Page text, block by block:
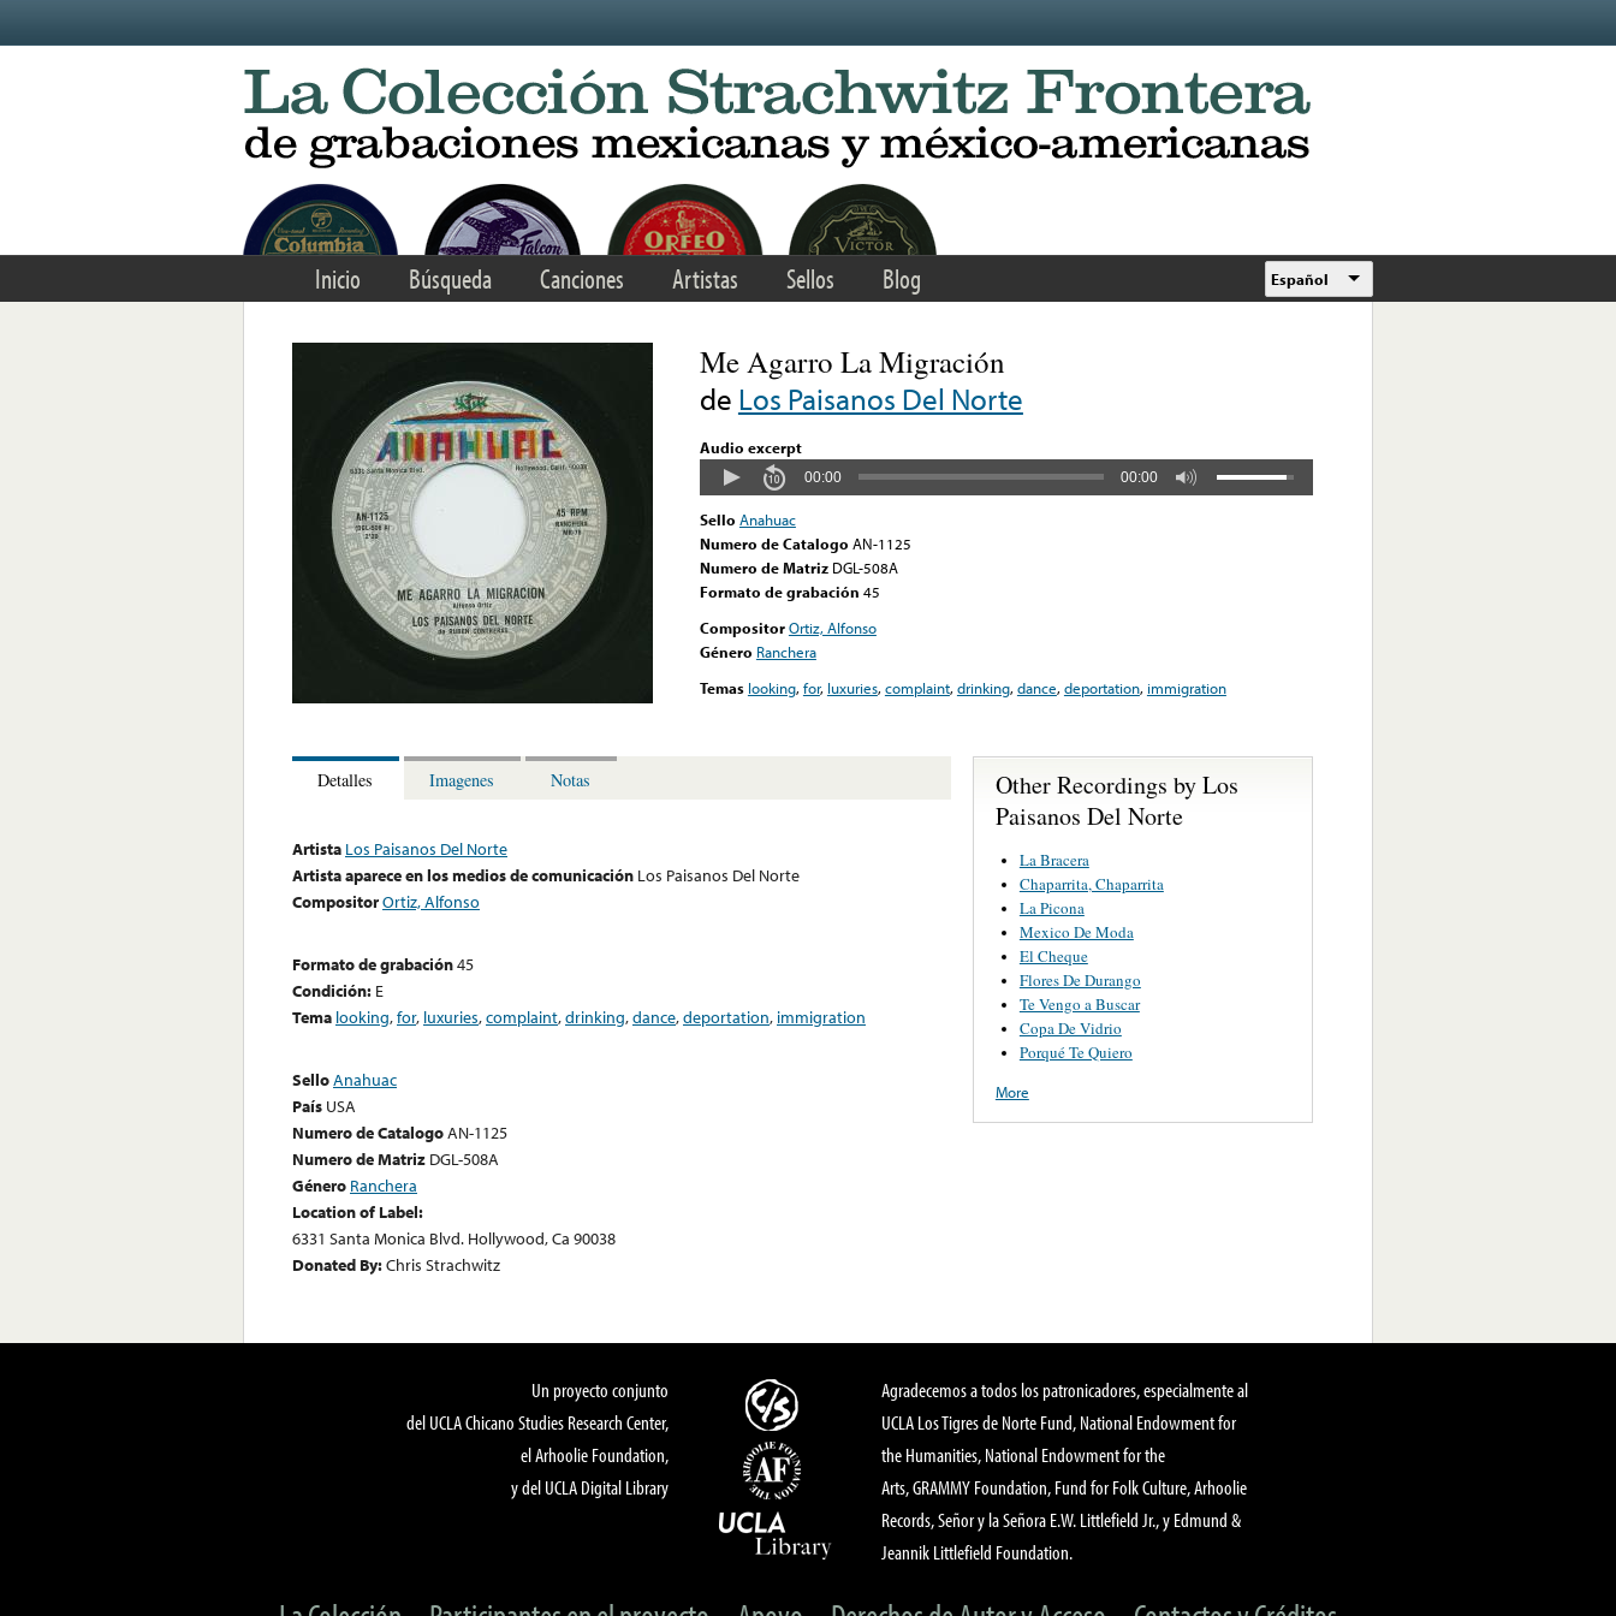
Inicio Búsqueda Canciones Artistas Sellos Blog Español
Me Agarro La Migración
de Los Paisanos Del Norte
Audio excerpt
00:00 00:00
Sello Anahuac
Numero de Catalogo AN-1125
Numero de Matriz DGL-508A
Formato de grabación 45
CompositorOrtiz, Alfonso
Género Ranchera
Temas looking,for, luxuries,complaint,drinking,dance,deportation, immigration
Detalles Imagenes Notas
Artista Los Paisanos Del Norte
Artista aparece en los medios de comunicación Los Paisanos Del Norte
CompositorOrtiz, Alfonso
Formato de grabación45
Condición: E
Tema looking,for, luxuries,complaint,drinking,dance,deportation, immigration
SelloAnahuac
País USA
Numero de CatalogoAN-1125
Numero de Matriz DGL-508A
Género Ranchera
Location of Label:
6331 Santa Monica Blvd. Hollywood, Ca 90038
Donated By:Chris Strachwitz
Other Recordings by Los
Paisanos Del Norte
La Bracera
Chaparrita, Chaparrita
La Picona
Mexico De Moda
El Cheque
Flores De Durango
Te Vengo a Buscar
Copa De Vidrio
Porqué Te Quiero
More
Un proyecto conjunto
del UCLA Chicano Studies Research Center,
el Arhoolie Foundation,
y del UCLA Digital Library
Agradecemos a todos los patronicadores, especialmente al
UCLA Los Tigres de Norte Fund, National Endowment for
the Humanities, National Endowment for the
Arts, GRAMMY Foundation, Fund for Folk Culture, Arhoolie
Records, Señor y la Señora E.W. Littlefield Jr., y Edmund &
Jeannik Littlefield Foundation.